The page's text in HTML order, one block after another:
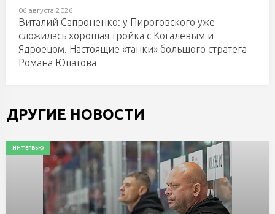
06 августа 2026
Виталий Сапроненко: у Пироговского уже
сложилась хорошая тройка с Когалевым и
Ядроецом. Настоящие «танки» большого стратега
Романа Юпатова
ДРУГИЕ НОВОСТИ
ИНТЕРВЬЮ